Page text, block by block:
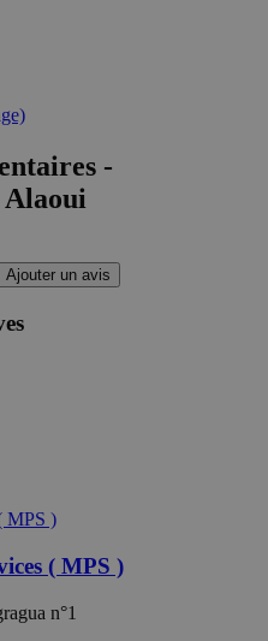
-
Alaoui
Ajouter un avis
( MPS )
n°1